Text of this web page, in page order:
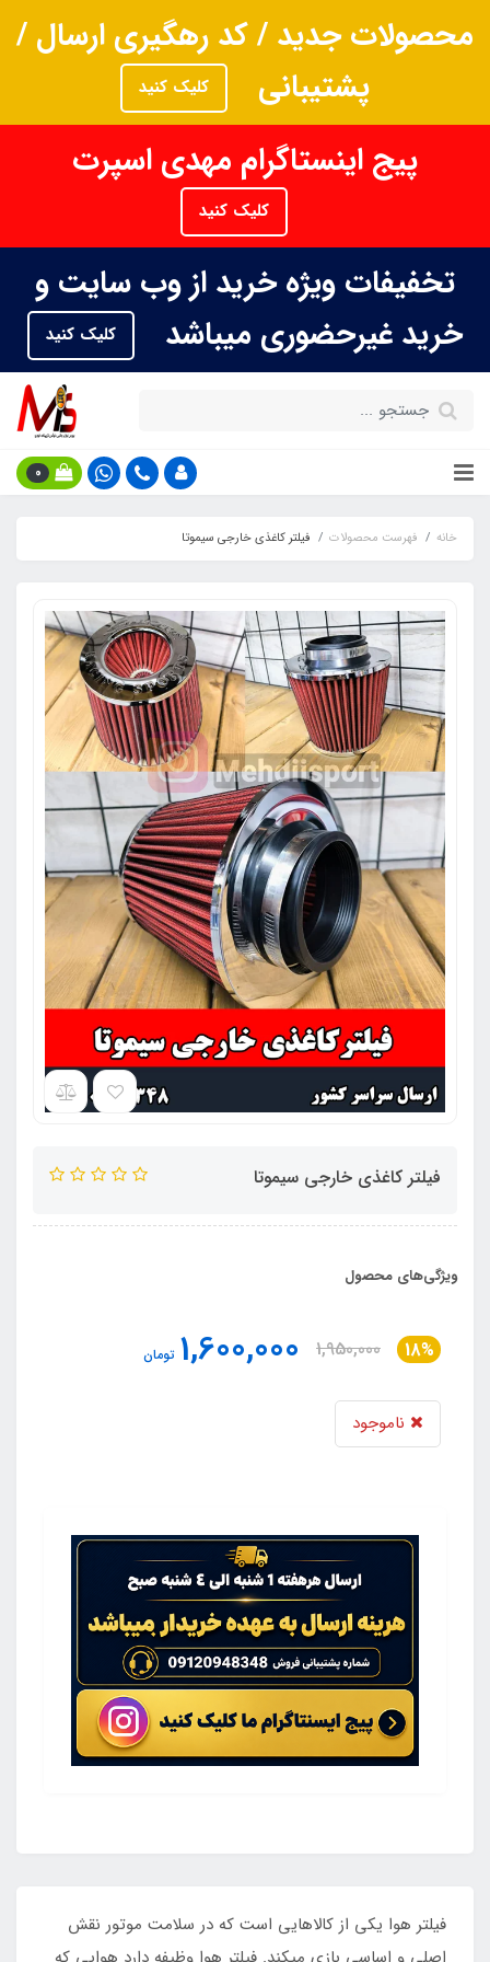
محصولات جدید / کد رهگیری ارسال /
پشتیبانی
کلیک کنید
پیج اینستاگرام مهدی اسپرت
کلیک کنید
تخفیفات ویژه خرید از وب سایت و
خرید غیرحضوری میباشد
کلیک کنید
0
خانه فهرست محصولات فیلتر کاغذی خارجی سیموتا
فیلتر کاغذی خارجی سیموتا
ویژگی‌های محصول
18%
1,950,000
1,600,000 تومان
ناموجود
فیلتر هوا یکی از کالاهایی است که در سلامت موتور نقش